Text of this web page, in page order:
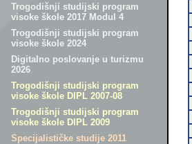
Trogodišnji studijski program
visoke škole 2017 Modul 4
Trogodišnji studijski program
visoke škole 2024
Digitalno poslovanje u turizmu
2026
Trogodišnji studijski program
visoke škole DIPL 2007-08
Trogodišnji studijski program
visoke škole DIPL 2009
Specijalističke studije 2011